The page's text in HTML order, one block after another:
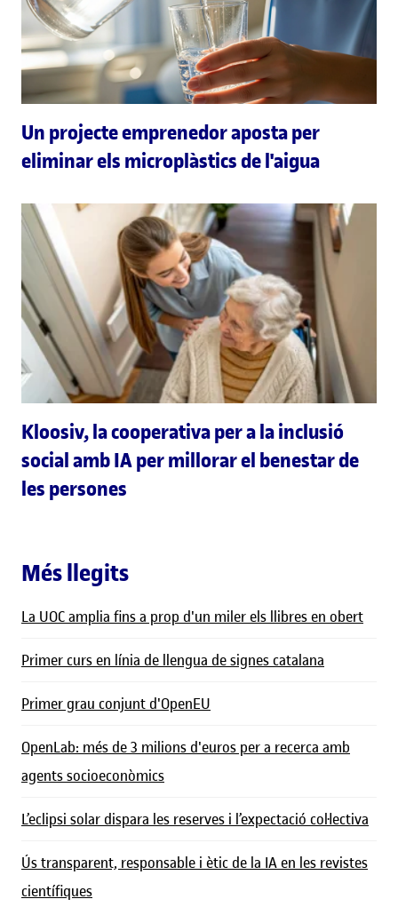
Un projecte emprenedor aposta per
eliminar els microplàstics de l'aigua
Kloosiv, la cooperativa per a la inclusió
social amb IA per millorar el benestar de
les persones
Més llegits
La UOC amplia fins a prop d'un miler els llibres en obert
Primer curs en línia de llengua de signes catalana
Primer grau conjunt d'OpenEU
OpenLab: més de 3 milions d'euros per a recerca amb
agents socioeconòmics
L’eclipsi solar dispara les reserves i l’expectació col·lectiva
Ús transparent, responsable i ètic de la IA en les revistes
científiques